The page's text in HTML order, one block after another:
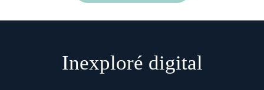
Inexploré digital